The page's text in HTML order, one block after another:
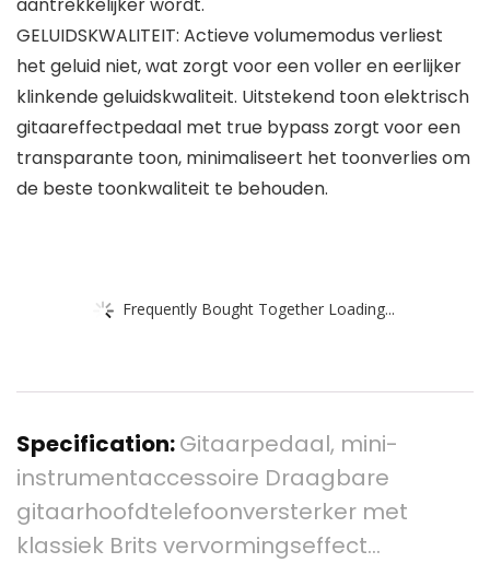
aantrekkelijker wordt.
GELUIDSKWALITEIT: Actieve volumemodus verliest
het geluid niet, wat zorgt voor een voller en eerlijker
klinkende geluidskwaliteit. Uitstekend toon elektrisch
gitaareffectpedaal met true bypass zorgt voor een
transparante toon, minimaliseert het toonverlies om
de beste toonkwaliteit te behouden.
Frequently Bought Together Loading...
Specification:Gitaarpedaal, mini-
instrumentaccessoire Draagbare
gitaarhoofdtelefoonversterker met
klassiek Brits vervormingseffect…